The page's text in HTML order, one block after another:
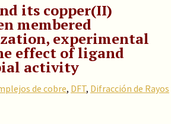
its copper(II)
membered
experimental
effect of ligand
activity
de cobre, DFT, Difracción de Rayos